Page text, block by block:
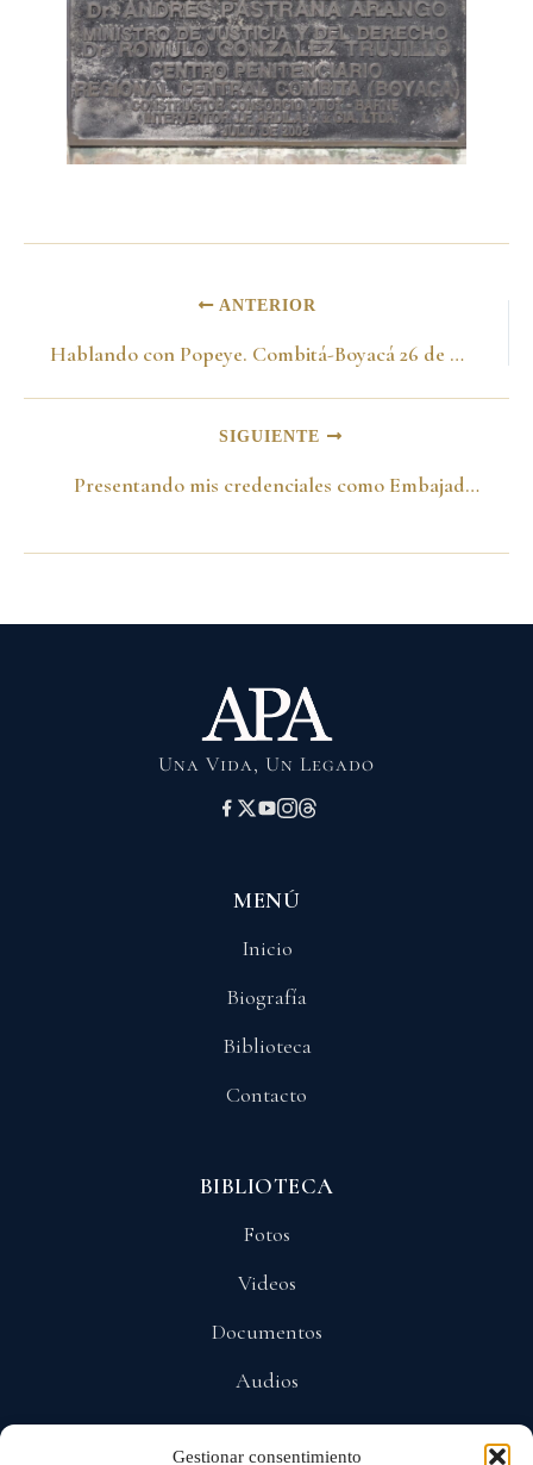
Gestionar consentimiento
ANTERIOR
Hablando con Popeye. Combitá-Boyacá 26 de Junio del 2012
SIGUIENTE
Presentando mis credenciales como Embajador en Estados Unidos.
Una Vida, Un Legado
MENÚ
Inicio
Biografía
Biblioteca
Contacto
BIBLIOTECA
Fotos
Videos
Documentos
Audios